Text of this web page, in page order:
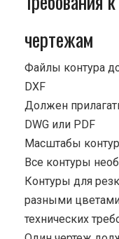
чертежам
Файлы контура
DXF
Должен
DWG или PDF
Масштабы
Все контуры
Контуры для
разными
технических